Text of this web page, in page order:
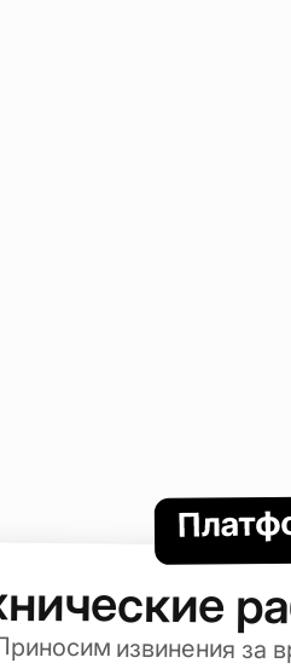
извинения за